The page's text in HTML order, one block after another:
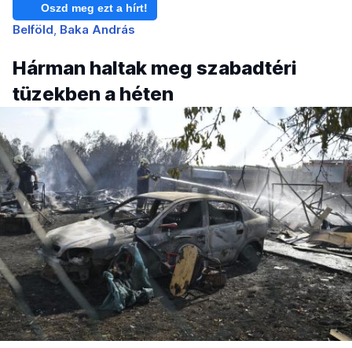
Oszd meg ezt a hírt!
Belföld Baka András
Hárman haltak meg szabadtéri
tüzekben a héten